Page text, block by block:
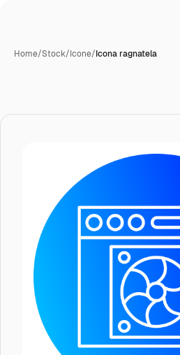
Home/Stock/Icone/Icona ragnatela